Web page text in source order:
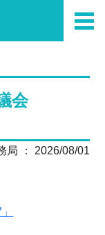
会
局 ： 2026/08/01